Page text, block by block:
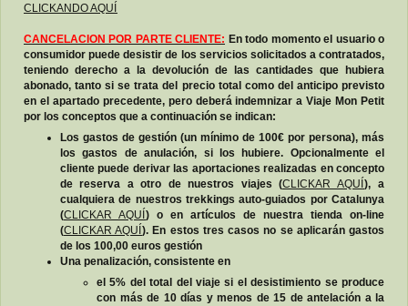
CLICKANDO AQUÍ
CANCELACION POR PARTE CLIENTE: En todo momento el usuario o
consumidor puede desistir de los servicios solicitados a contratados,
teniendo derecho a la devolución de las cantidades que hubiera
abonado, tanto si se trata del precio total como del anticipo previsto
en el apartado precedente, pero deberá indemnizar a Viaje Mon Petit
por los conceptos que a continuación se indican:
Los gastos de gestión (un mínimo de 100€ por persona), más
los gastos de anulación, si los hubiere. Opcionalmente el
cliente puede derivar las aportaciones realizadas en concepto
de reserva a otro de nuestros viajes (CLICKAR AQUÍ ), a
cualquiera de nuestros trekkings auto-guiados por Catalunya
(CLICKAR AQUÍ ) o en artículos de nuestra tienda on-line
(CLICKAR AQUÍ ). En estos tres casos no se aplicarán gastos
de los 100,00 euros gestión
Una penalización, consistente en
el 5% del total del viaje si el desistimiento se produce
con más de 10 días y menos de 15 de antelación a la